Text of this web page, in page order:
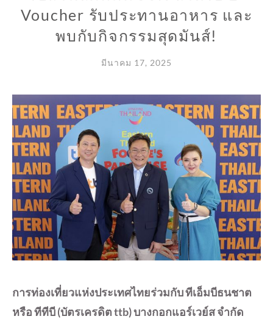
Voucher รับประทานอาหาร และ
พบกับกิจกรรมสุดมันส์!
มีนาคม 17, 2025
การท่องเที่ยวแห่งประเทศไทยร่วมกับ ทีเอ็มบีธนชาต
หรือ ทีทีบี (บัตรเครดิต ttb) บางกอกแอร์เวย์ส จำกัด